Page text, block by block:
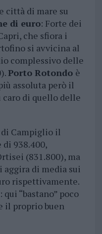
città di mare su
di euro: Forte dei
che sfiora i
si avvicina al
complessivo delle
Porto Rotondo è
assoluta però il
caro di quello delle
Campiglio il
938.400,
(831.800), ma
aggira di media sui
rispettivamente.
“bastano” poco
il proprio buen